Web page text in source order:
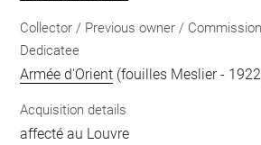
Collector / Previous owner /
Dedicatee
Armée d'Orient (fouilles Meslier -
Acquisition details
affecté au Louvre